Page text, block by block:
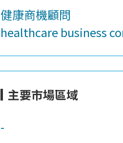
健康商機顧問
healthcare business
主要市場區域
-